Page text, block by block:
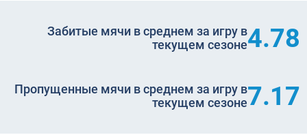
Забитые мячи в среднем за игру в
текущем сезоне4.78
Пропущенные мячи в среднем за игру в
текущем сезоне7.17